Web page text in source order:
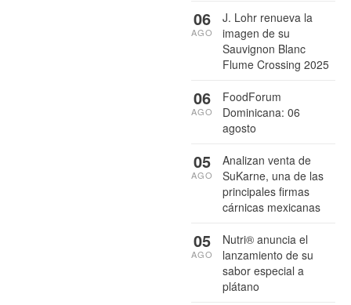
J. Lohr renueva la
imagen de su
Sauvignon Blanc
Flume Crossing 2025
06
AGO
FoodForum
Dominicana: 06
agosto
06
AGO
Analizan venta de
SuKarne, una de las
principales firmas
cárnicas mexicanas
05
AGO
Nutri® anuncia el
lanzamiento de su
sabor especial a
plátano
05
AGO